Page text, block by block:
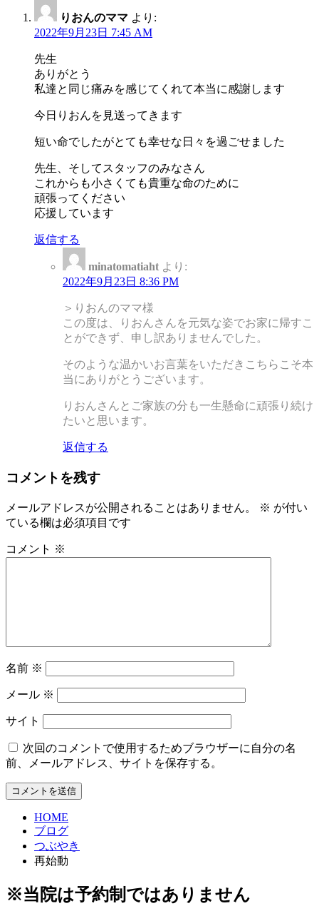
りおんのママ より:
2022年9月23日 7:45 AM
先生
ありがとう
私達と同じ痛みを感じてくれて本当に感謝します
今日りおんを見送ってきます
短い命でしたがとても幸せな日々を過ごせました
先生、そしてスタッフのみなさん
これからも小さくても貴重な命のために
頑張ってください
応援しています
返信する
minatomatiaht より:
2022年9月23日 8:36 PM
＞りおんのママ様
この度は、りおんさんを元気な姿でお家に帰すこ
とができず、申し訳ありませんでした。
そのような温かいお言葉をいただきこちらこそ本
当にありがとうございます。
りおんさんとご家族の分も一生懸命に頑張り続け
たいと思います。
返信する
コメントを残す
メールアドレスが公開されることはありません。 ※ が付い
ている欄は必須項目です
コメント ※
名前 ※
メール ※
サイト
次回のコメントで使用するためブラウザーに自分の名
前、メールアドレス、サイトを保存する。
HOME
ブログ
つぶやき
再始動
※当院は予約制ではありません